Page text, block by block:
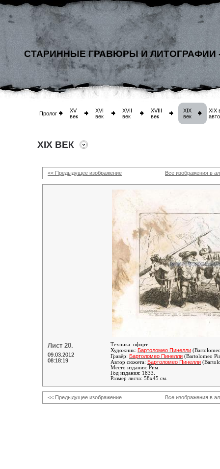
СТАРИННЫЕ ГРАВЮРЫ И ЛИТОГРАФИИ
Пролог
XV
век
XVI
век
XVII
век
XVIII
век
XIX
век
XIX
XIX ВЕК
<< Предыдущее изображение Все изображения в
Лист 20.
09.03.2012
08:18:19
Техника: офорт.
Художник: Бартоломео Пинелли
Гравёр: Бартоломео Пинелли (Bartolomeo
Автор сюжета: Бартоломео Пинелли
Место издания: Рим.
Год издания: 1833.
Размер листа: 58х45 см.
<< Предыдущее изображение Все изображения в